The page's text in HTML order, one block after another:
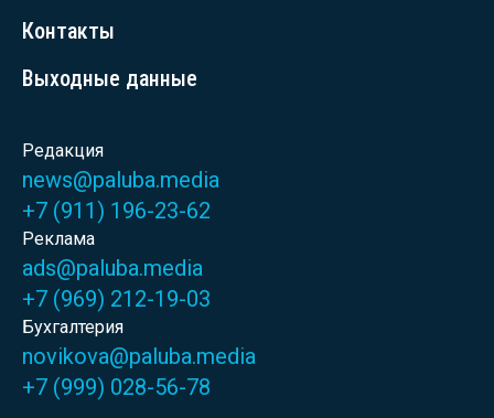
Контакты
Выходные данные
Редакция
news@paluba.media
+7 (911) 196-23-62
Реклама
ads@paluba.media
+7 (969) 212-19-03
Бухгалтерия
novikova@paluba.media
+7 (999) 028-56-78